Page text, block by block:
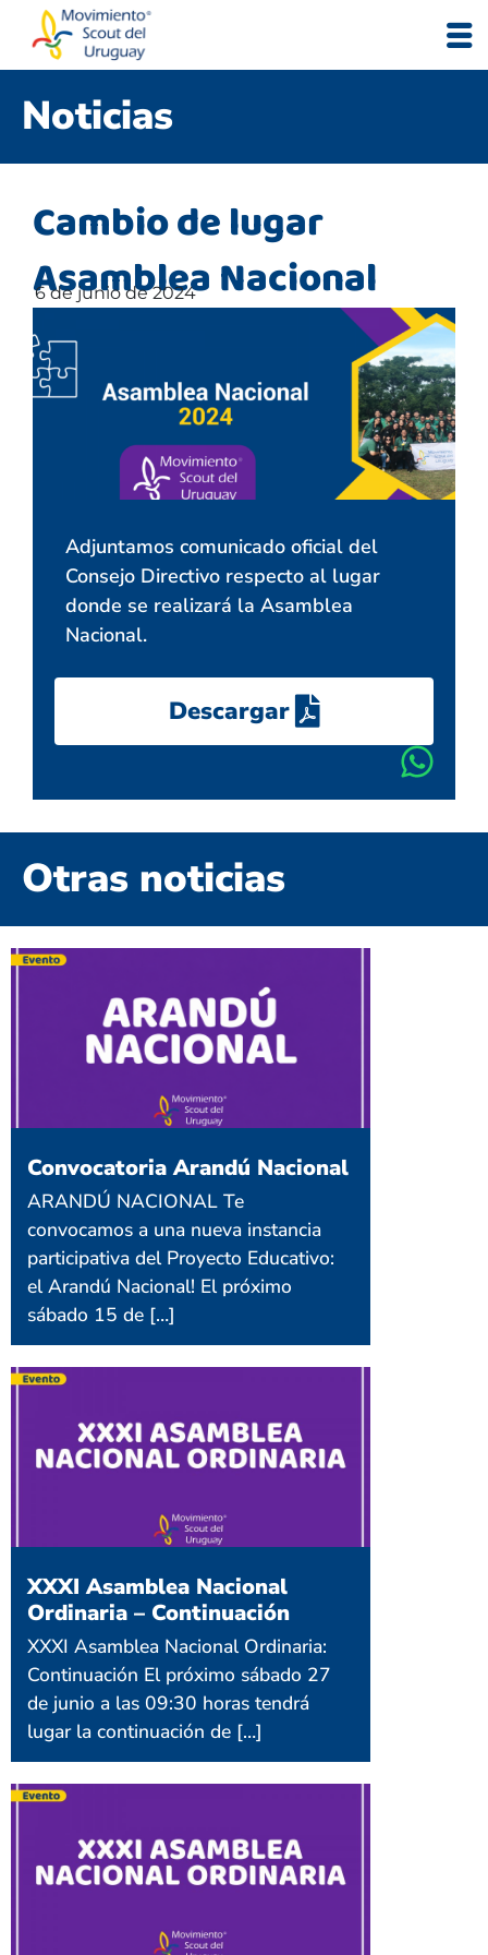
Noticias
Cambio de lugar
Asamblea Nacional
6 de junio de 2024
Adjuntamos comunicado oficial del
Consejo Directivo respecto al lugar
donde se realizará la Asamblea
Nacional.
Descargar
Otras noticias
Convocatoria Arandú Nacional
ARANDÚ NACIONAL Te
convocamos a una nueva instancia
participativa del Proyecto Educativo:
el Arandú Nacional! El próximo
sábado 15 de […]
XXXI Asamblea Nacional
Ordinaria – Continuación
XXXI Asamblea Nacional Ordinaria:
Continuación El próximo sábado 27
de junio a las 09:30 horas tendrá
lugar la continuación de […]